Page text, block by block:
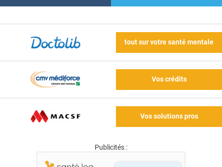
tout sur votre santé mentale
Vos crédits
Vos solutions pros
Publicités :